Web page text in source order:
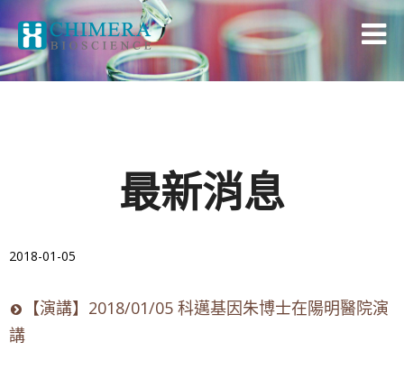
最新消息
2018-01-05
【演講】2018/01/05 科邁基因朱博士在陽明醫院演
講